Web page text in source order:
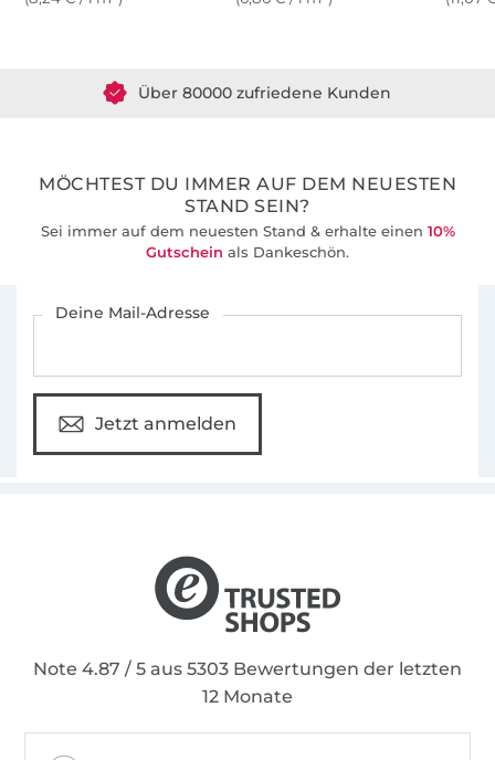
MÖCHTEST DU IMMER AUF DEM NEUESTEN
STAND SEIN?
Sei immer auf dem neuesten Stand & erhalte einen 10%
Gutschein als Dankeschön.
Deine Mail-Adresse
Jetzt anmelden
Note 4.87 / 5 aus 5303 Bewertungen der letzten
12 Monate